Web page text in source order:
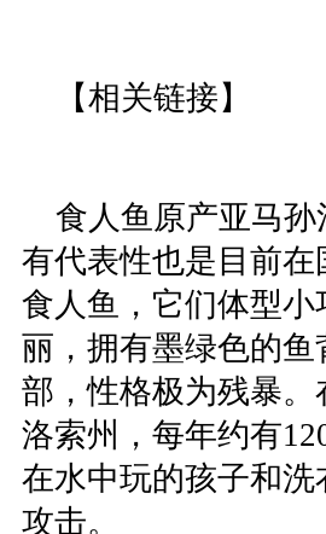
【相关链接】
食人鱼原产亚马孙
有代表性也是目前
食人鱼，它们体型
丽，拥有墨绿色的
部，性格极为残暴
洛索州，每年约有
在水中玩的孩子和
攻击。